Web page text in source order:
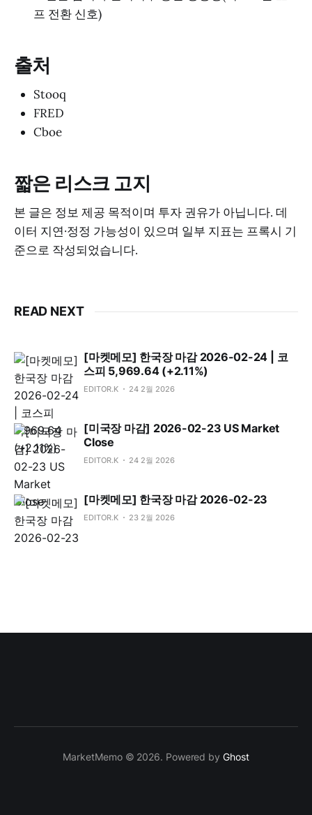
프 전환 신호)
출처
Stooq
FRED
Cboe
짧은 리스크 고지
본 글은 정보 제공 목적이며 투자 권유가 아닙니다. 데
이터 지연·정정 가능성이 있으며 일부 지표는 프록시 기
준으로 작성되었습니다.
READ NEXT
[마켓메모] 한국장 마감 2026-02-24 | 코
스피 5,969.64 (+2.11%)
EDITOR.K 24 2월 2026
[미국장 마감] 2026-02-23 US Market
Close
EDITOR.K 24 2월 2026
[마켓메모] 한국장 마감 2026-02-23
EDITOR.K 23 2월 2026
MarketMemo © 2026. Powered by Ghost